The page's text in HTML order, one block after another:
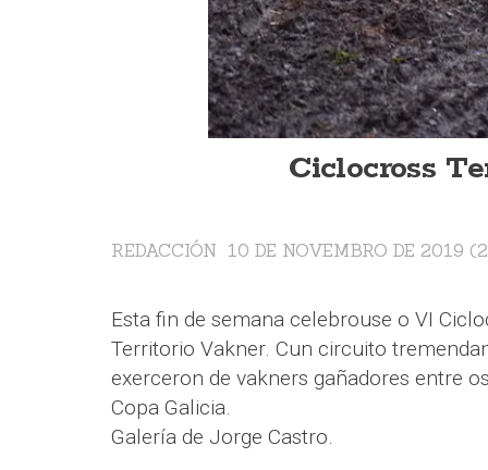
Ciclocross
10 DE NOVEMBRO DE 2019
REDACCIÓN
Esta fin de semana celebrouse o VI
Territorio Vakner. Cun circuito
exerceron de vakners gañadores entre
Copa Galicia.
Galería de Jorge Castro.